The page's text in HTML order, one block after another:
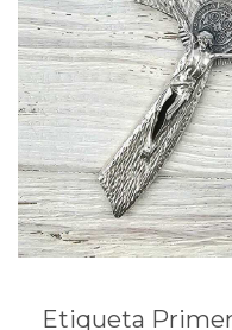
Etiqueta